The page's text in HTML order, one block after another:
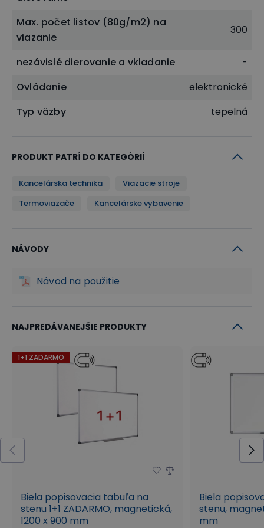
Max. počet listov (80g/m2) na
viazanie
300
nezávislé dierovanie a vkladanie
-
Ovládanie
elektronické
Typ väzby
tepelná
PRODUKT PATRÍ DO KATEGÓRIÍ
Kancelárska technika
Viazacie stroje
Termoviazače
Kancelárske vybavenie
NÁVODY
Návod na použitie
NAJPREDÁVANEJŠIE PRODUKTY
1+1 ZADARMO
Biela popisovacia tabuľa na
stenu 1+1 ZADARMO, magnetická,
1200 x 900 mm
Biela
stenu,
mm